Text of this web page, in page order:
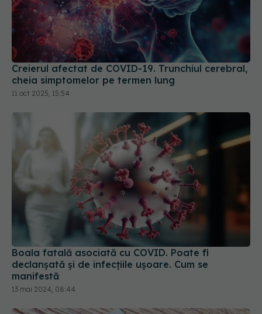
Creierul afectat de COVID-19. Trunchiul cerebral,
cheia simptomelor pe termen lung
11 oct 2025, 15:54
Boala fatală asociată cu COVID. Poate fi
declanșată și de infecțiile ușoare. Cum se
manifestă
13 mai 2024, 08:44